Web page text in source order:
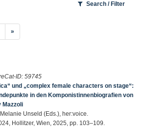
Search / Filter
»
ID: 59745
und „complex female characters on stage“:
in den Komponistinnenbiografien von
Mazzoli
Unseld (Eds.), her:voice.
Hollitzer, Wien, 2025, pp. 103–109.